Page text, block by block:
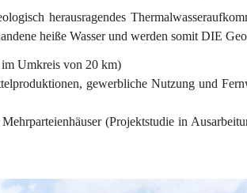
herausragendes
heiße Wasser und werden somit DIE
Umkreis von 20 km)
gewerbliche Nutzung und
(Projektstudie in